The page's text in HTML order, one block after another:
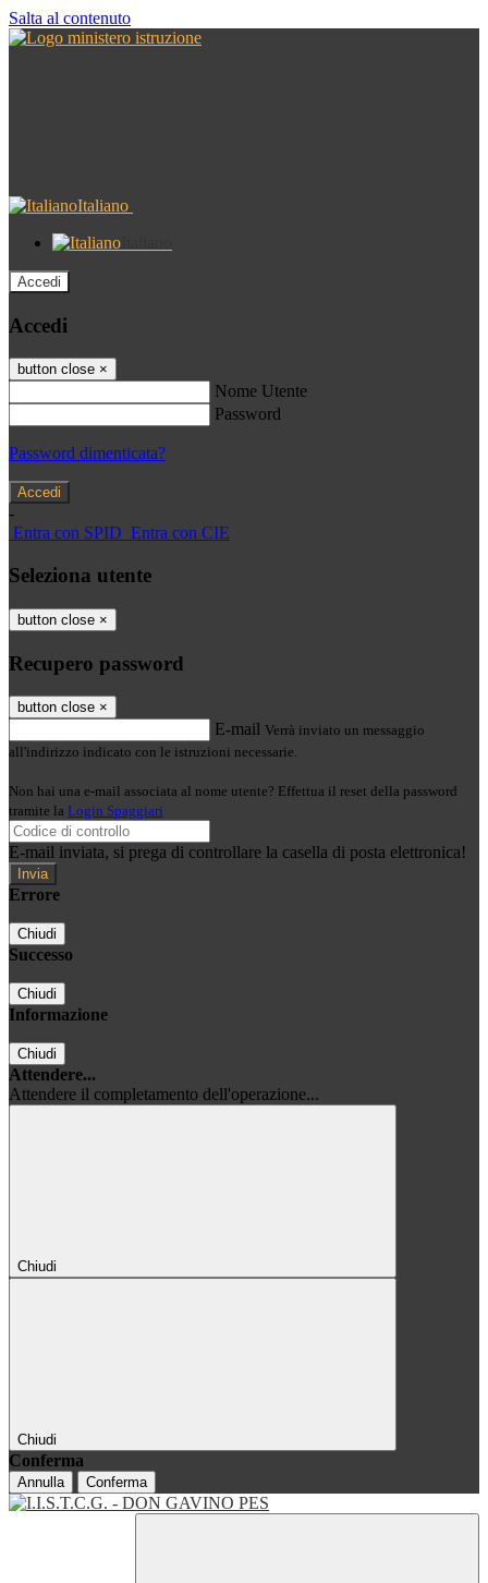
Salta al contenuto
Italiano
Accedi
Accedi
button close ×
Nome Utente
Password
Password dimenticata?
-
Entra con SPID Entra con CIE
Seleziona utente
button close ×
Recupero password
button close ×
E-mail Verrà inviato un messaggio
all'indirizzo indicato con le istruzioni necessarie.
Non hai una e-mail associata al nome utente? Effettua il reset della password
tramite la Login Spaggiari
E-mail inviata, si prega di controllare la casella di posta elettronica!
Errore
Chiudi
Successo
Chiudi
Informazione
Chiudi
Attendere...
Attendere il completamento dell'operazione...
Chiudi
Chiudi
Conferma
Annulla Conferma